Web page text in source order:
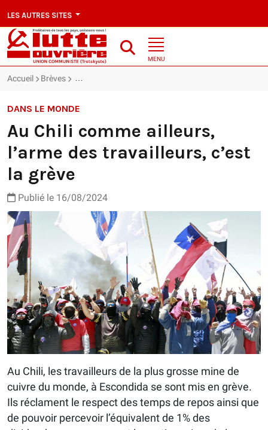
LES AUTRES SITES
MENU
Accueil Brèves Au Chili comme ailleurs, l’arme des travailleurs, c’est
DANS LE MONDE
Au Chili comme ailleurs,
l’arme des travailleurs, c’est
la grève
Publié le 16/08/2024
Au Chili, les travailleurs de la plus grosse mine de
cuivre du monde, à Escondida se sont mis en grève.
Ils réclament le respect des temps de repos ainsi que
de pouvoir percevoir l’équivalent de 1% des